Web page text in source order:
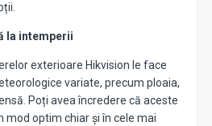
la intemperii
exterioare Hikvision le face
variate, precum ploaia,
Poți avea încredere că aceste
mod optim chiar și în cele mai